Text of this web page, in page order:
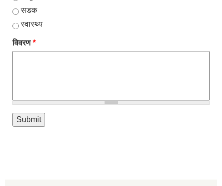
सडक
स्वास्थ्य
विवरण*